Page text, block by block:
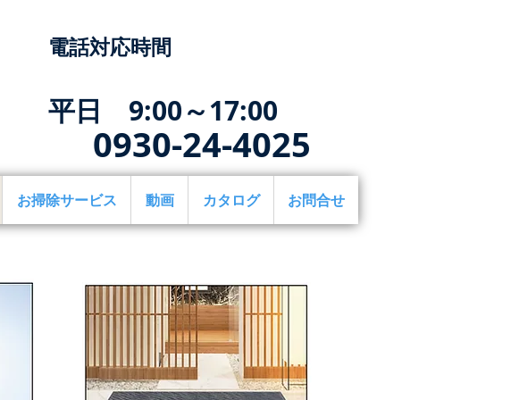
​電話対応時間
​平日 9:00～17:00
お掃除サービス 動画 カタログ お問合せ
0930-24-4025